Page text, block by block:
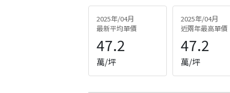
2025年/04月
最新平均單價
47.2
萬/坪
2025年/04月
近兩年最高單價
47.2
萬/坪